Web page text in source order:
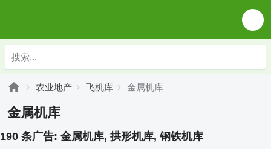
农业地产 飞机库 金属机库
金属机库
190 条广告: 金属机库, 拱形机库, 钢铁机库